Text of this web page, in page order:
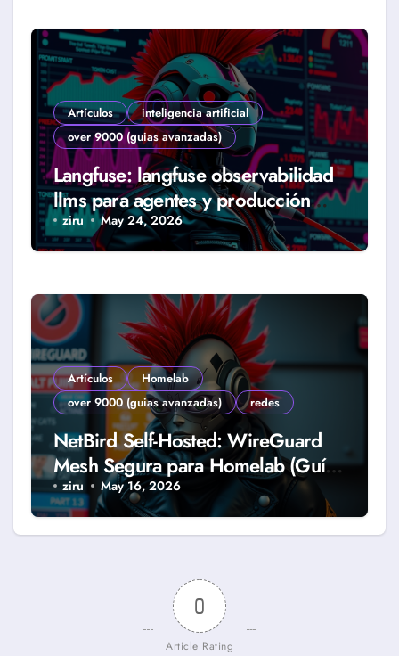
Artículos
inteligencia artificial
over 9000 (guias avanzadas)
Langfuse: langfuse observabilidad
llms para agentes y producción
real (Guía 2026)
ziru May 24, 2026
Artículos
Homelab
over 9000 (guias avanzadas)
redes
NetBird Self-Hosted: WireGuard
Mesh Segura para Homelab (Guía
2026)
ziru May 16, 2026
0
Article Rating